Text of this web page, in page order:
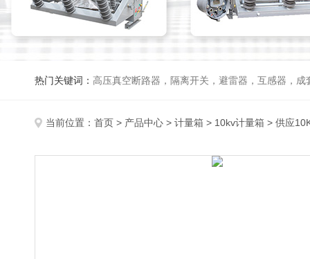
热门关键词： 高压真空断路器，隔离开关，避雷器，互感器，成
当前位置： 首页 > 产品中心 > 计量箱 > 10kv计量箱 > 供应